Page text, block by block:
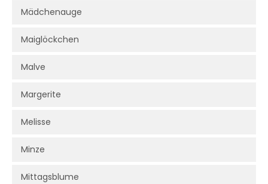
Mädchenauge
Maiglöckchen
Malve
Margerite
Melisse
Minze
Mittagsblume